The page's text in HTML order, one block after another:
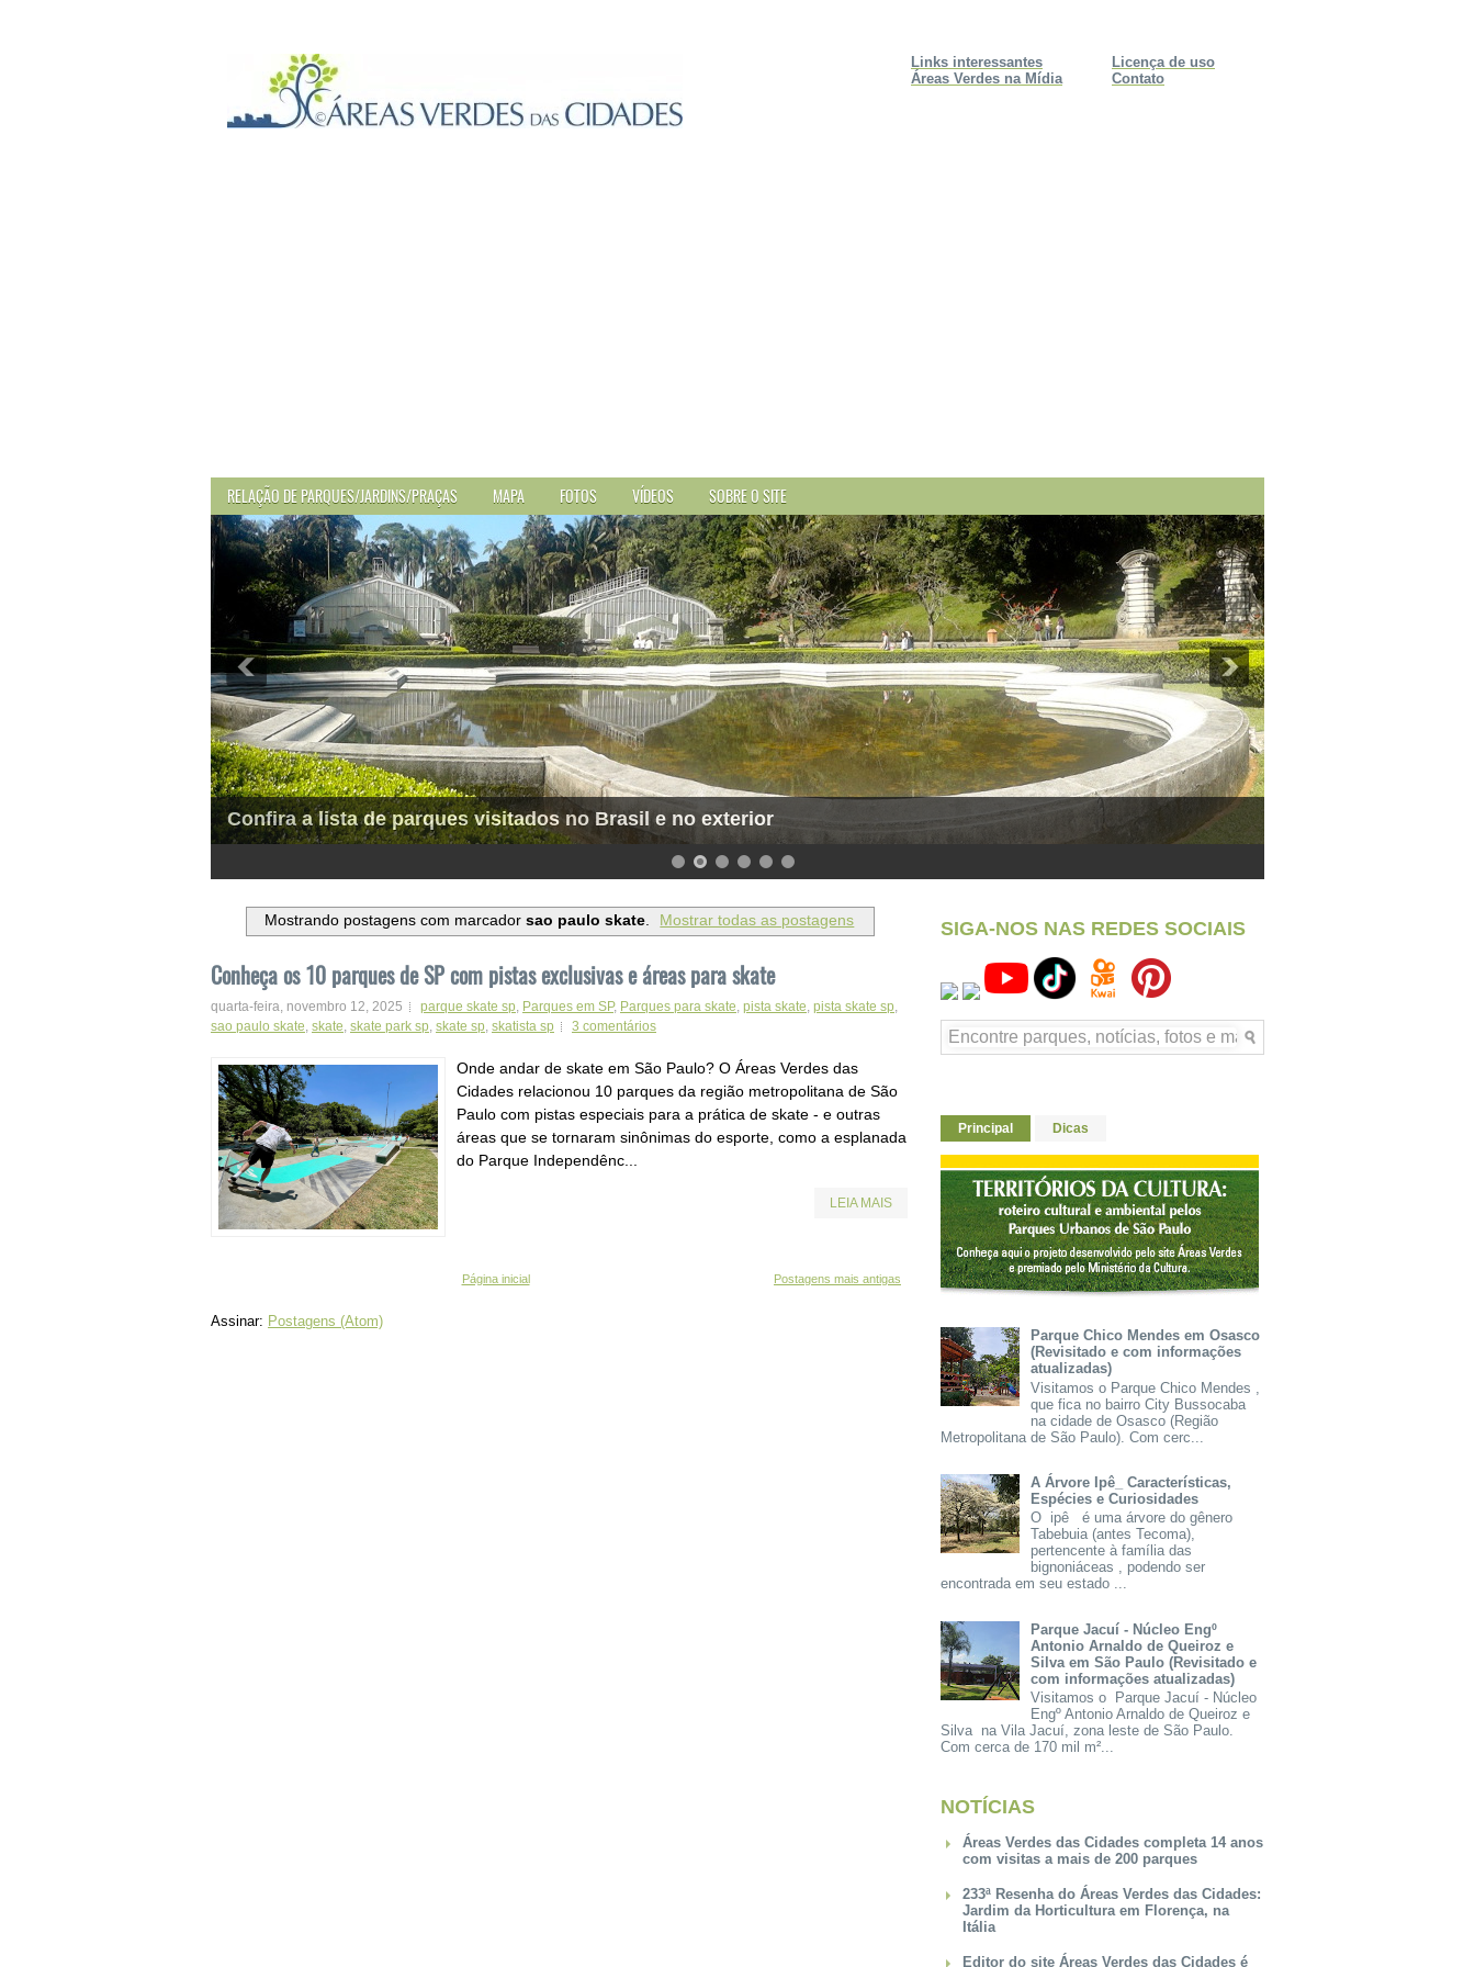
Licença de uso
Contato
Links interessantes
Áreas Verdes na Mídia
RELAÇÃO DE PARQUES/JARDINS/PRAÇAS MAPA FOTOS VÍDEOS SOBRE O SITE
Confira a lista de parques visitados no Brasil e no exterior
Mostrando postagens com marcador sao paulo skate. Mostrar todas as postagens
Conheça os 10 parques de SP com pistas exclusivas e áreas para skate
quarta-feira, novembro 12, 2025 parque skate sp Parques em SP, Parques para skate pista skate pista skate sp
sao paulo skate skate skate park sp skate sp skatista sp 3 comentários
Onde andar de skate em São Paulo? O Áreas Verdes das
Cidades relacionou 10 parques da região metropolitana de São
Paulo com pistas especiais para a prática de skate - e outras
áreas que se tornaram sinônimas do esporte, como a esplanada
do Parque Independênc...
LEIA MAIS
Postagens mais antigas
Página inicial
Assinar: Postagens (Atom)
SIGA-NOS NAS REDES SOCIAIS
Principal Dicas
Parque Chico Mendes em Osasco
(Revisitado e com informações
atualizadas)
Visitamos o Parque Chico Mendes ,
que fica no bairro City Bussocaba
na cidade de Osasco (Região
Metropolitana de São Paulo). Com cerc...
A Árvore Ipê_ Características,
Espécies e Curiosidades
O ipê é uma árvore do gênero
Tabebuia (antes Tecoma),
pertencente à família das
bignoniáceas , podendo ser
encontrada em seu estado ...
Parque Jacuí - Núcleo Engº
Antonio Arnaldo de Queiroz e
Silva em São Paulo (Revisitado e
com informações atualizadas)
Visitamos o Parque Jacuí - Núcleo
Engº Antonio Arnaldo de Queiroz e
Silva na Vila Jacuí, zona leste de São Paulo.
Com cerca de 170 mil m²...
NOTÍCIAS
Áreas Verdes das Cidades completa 14 anos
com visitas a mais de 200 parques
233ª Resenha do Áreas Verdes das Cidades:
Jardim da Horticultura em Florença, na
Itália
Editor do site Áreas Verdes das Cidades é